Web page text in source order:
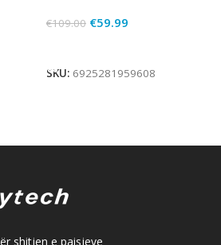
€109.00 €59.99
SKU: 6925281959608
shitjen e paisjeve